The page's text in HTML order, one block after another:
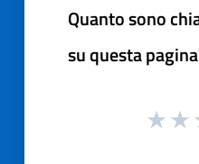
Quanto sono
su questa